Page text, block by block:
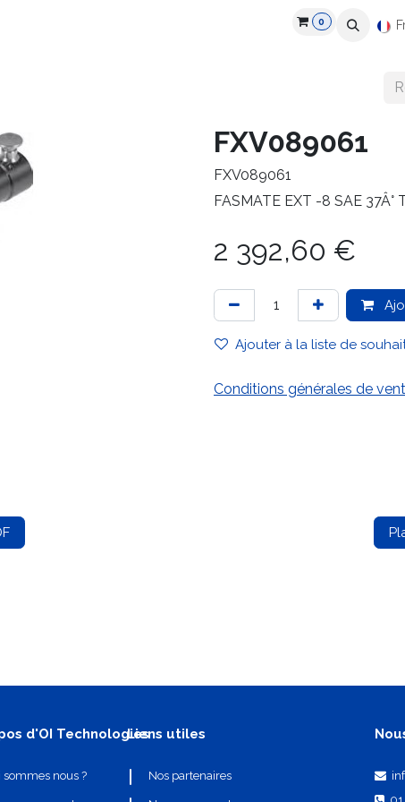
Recrutement Ressources
0
FXV089061
FXV089061
FASMATE EXT -8 SAE 37Â°
2 392,60 €
Ajouter à la liste de
Conditions générales de
d'OI Technologies
sommes nous ?
Liens utiles
Nos partenaires